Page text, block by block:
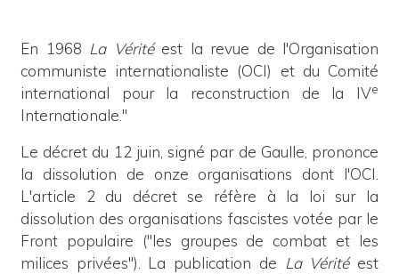
En 1968 La Vérité est la revue de l'Organisation
communiste internationaliste (OCI) et du Comité
international pour la reconstruction de la IVe
Internationale."
Le décret du 12 juin, signé par de Gaulle, prononce
la dissolution de onze organisations dont l'OCI.
L'article 2 du décret se réfère à la loi sur la
dissolution des organisations fascistes votée par le
Front populaire ("les groupes de combat et les
milices privées"). La publication de La Véritéest